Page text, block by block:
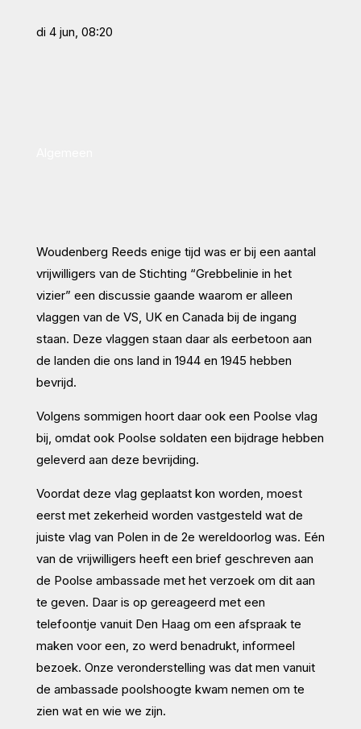
di 4 jun, 08:20
Woudenberg Reeds enige tijd was er bij een aantal
vrijwilligers van de Stichting “Grebbelinie in het
vizier” een discussie gaande waarom er alleen
vlaggen van de VS, UK en Canada bij de ingang
staan. Deze vlaggen staan daar als eerbetoon aan
de landen die ons land in 1944 en 1945 hebben
bevrijd.
Volgens sommigen hoort daar ook een Poolse vlag
bij, omdat ook Poolse soldaten een bijdrage hebben
geleverd aan deze bevrijding.
Voordat deze vlag geplaatst kon worden, moest
eerst met zekerheid worden vastgesteld wat de
juiste vlag van Polen in de 2e wereldoorlog was. Eén
van de vrijwilligers heeft een brief geschreven aan
de Poolse ambassade met het verzoek om dit aan
te geven. Daar is op gereageerd met een
telefoontje vanuit Den Haag om een afspraak te
maken voor een, zo werd benadrukt, informeel
bezoek. Onze veronderstelling was dat men vanuit
de ambassade poolshoogte kwam nemen om te
zien wat en wie we zijn.